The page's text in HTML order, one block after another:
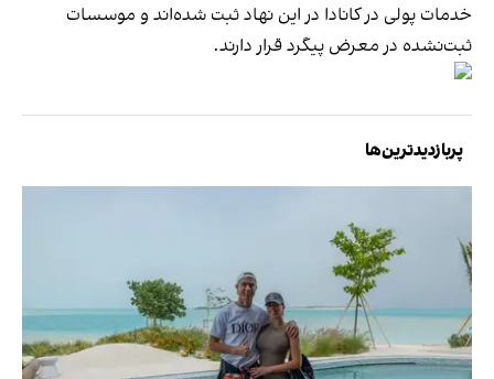
خدمات پولی در کانادا در این نهاد ثبت شده‌اند و موسسات
ثبت‌نشده در معرض پیگرد قرار دارند.
پربازدیدترین‌ها